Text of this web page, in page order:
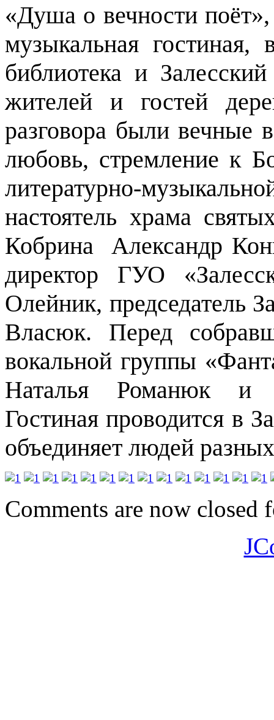
«Душа о вечности
музыкальная гостиная,
библиотека и
жителей и гостей
разговора были вечные
любовь, стремление к
литературно-
настоятель храма
Кобрина Александр
директор ГУО
Олейник, председатель
Власюк. Перед
вокальной группы
Наталья Романюк и
Гостиная проводится в
объединяет людей
Comments are now closed